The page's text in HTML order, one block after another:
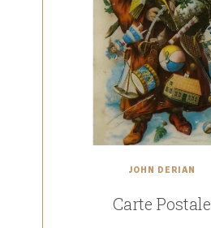
JOHN DERIAN
Carte Postale